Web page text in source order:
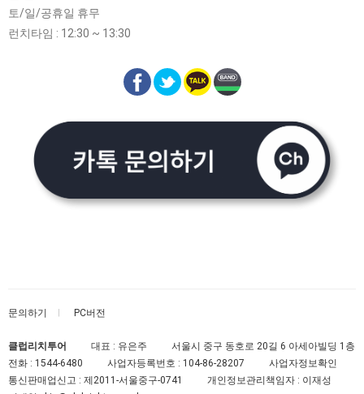
토/일/공휴일 휴무
런치타임 : 12:30 ~ 13:30
문의하기 PC버전
클럽리치투어 대표 : 유은주
서울시 중구 동호로 20길 6 아세아빌딩 1층
전화 : 1544-6480 사업자등록번호 : 104-86-28207
사업자정보확인
통신판매업신고 : 제2011-서울중구-0741
개인정보관리책임자 : 이재성